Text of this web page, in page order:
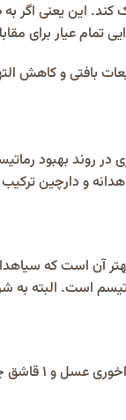
این یعنی اگر
عیار برای
بافتى و كاهش
بهبود
و دارچین ترکیب
آن است که
است. البته
بیماران